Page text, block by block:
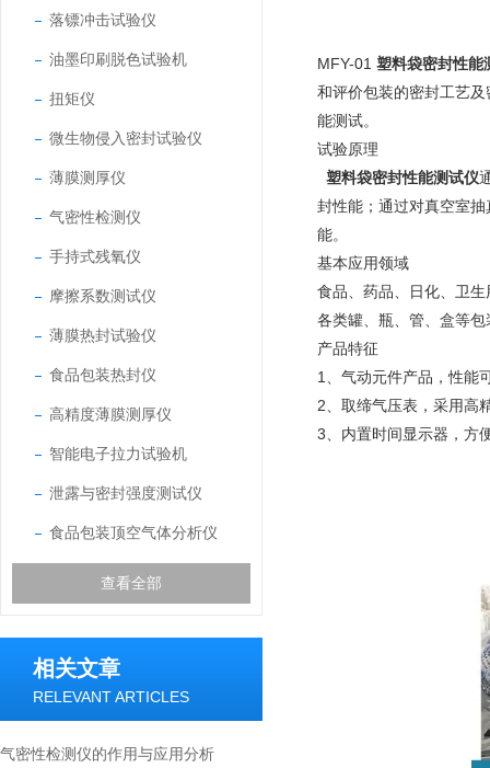
落镖冲击试验仪
油墨印刷脱色试验机
扭矩仪
微生物侵入密封试验仪
薄膜测厚仪
气密性检测仪
手持式残氧仪
摩擦系数测试仪
薄膜热封试验仪
食品包装热封仪
高精度薄膜测厚仪
智能电子拉力试验机
泄露与密封强度测试仪
食品包装顶空气体分析仪
查看全部
相关文章
RELEVANT ARTICLES
气密性检测仪的作用与应用分析
MFY-01 塑料袋密封性能
和评价包装的密封工艺
能测试。
试验原理
塑料袋密封性能测试仪
封性能；通过对真空室
能。
基本应用领域
食品、药品、日化、卫
各类罐、瓶、管、盒等
产品特征
1、气动元件产品，性能
2、取缔气压表，采用高
3、内置时间显示器，方